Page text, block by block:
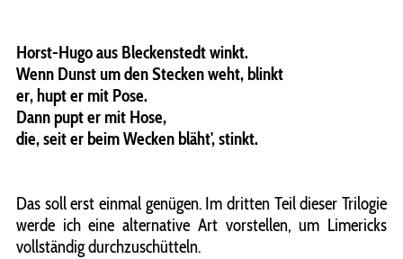
Horst-Hugo aus Bleckenstedt winkt.
Wenn Dunst um den Stecken weht, blinkt
er, hupt er mit Pose.
Dann pupt er mit Hose,
die, seit er beim Wecken bläht', stinkt.
Das soll erst einmal genügen. Im dritten Teil dieser Trilogie
werde ich eine alternative Art vorstellen, um Limericks
vollständig durchzuschütteln.